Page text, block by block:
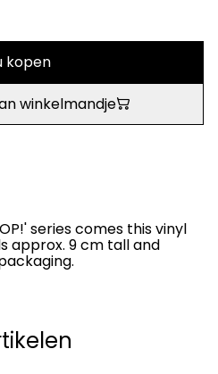
kopen
winkelmandje
series comes this vinyl
approx. 9 cm tall and